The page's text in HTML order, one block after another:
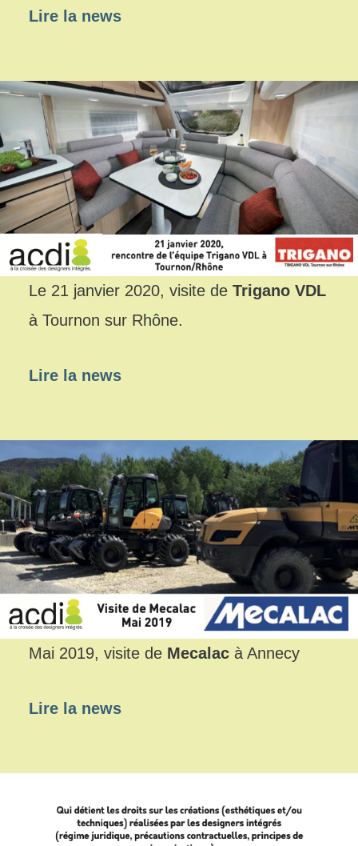
Lire la news
Le 21 janvier 2020, visite de Trigano VDL
à Tournon sur Rhône.
Lire la news
Mai 2019, visite de Mecalacà Annecy
Lire la news